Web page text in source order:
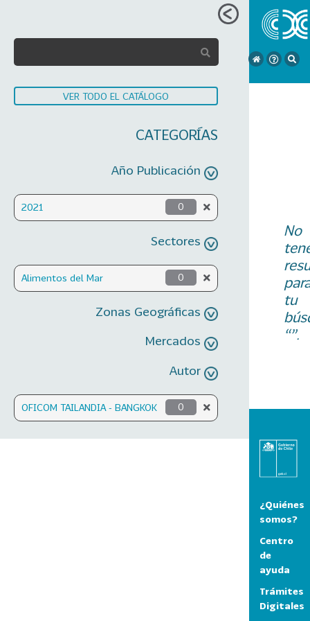
VER TODO EL CATÁLOGO
CATEGORÍAS
Año Publicación
2021 0
Sectores
Alimentos del Mar 0
Zonas Geográficas
Mercados
Autor
OFICOM TAILANDIA - BANGKOK 0
No
tu
“”.
¿Quiénes
somos?
Centro
de
ayuda
Trámites
Digitales